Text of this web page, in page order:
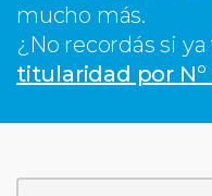
mucho más.
¿No recordás si
titularidad por N°